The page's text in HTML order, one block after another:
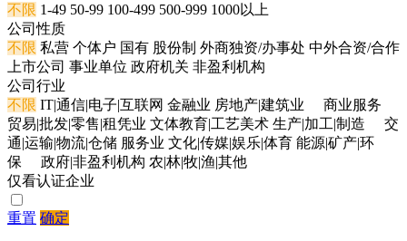
不限 1-49 50-99 100-499 500-999 1000以上
公司性质
不限 私营 个体户 国有 股份制 外商独资/办事处 中外合资/合作
上市公司 事业单位 政府机关 非盈利机构
公司行业
不限 IT|通信|电子|互联网 金融业 房地产|建筑业
商业服务
贸易|批发|零售|租凭业 文体教育|工艺美术 生产|加工|制造
交
通|运输|物流|仓储 服务业 文化|传媒|娱乐|体育 能源|矿产|环
保
政府|非盈利机构 农|林|牧|渔|其他
仅看认证企业
重置 确定